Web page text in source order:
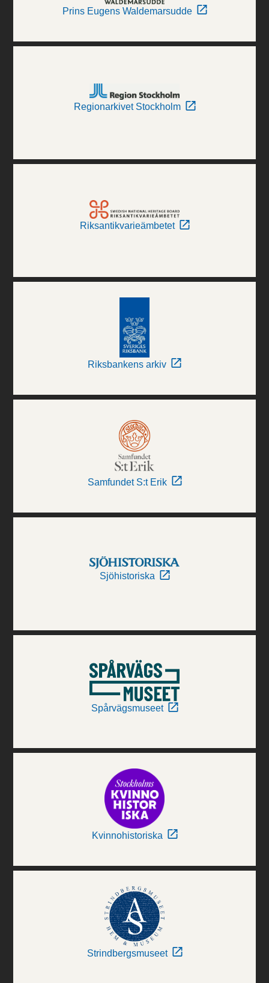
Prins Eugens Waldemarsudde
Regionarkivet Stockholm
Riksantikvarieämbetet
Riksbankens arkiv
Samfundet S:t Erik
Sjöhistoriska
Spårvägsmuseet
Kvinnohistoriska
Strindbergsmuseet